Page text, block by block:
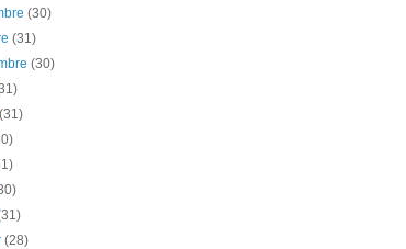
(30)
(31)
(30)
(31)
(28)